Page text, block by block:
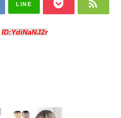
LINE
ID:YdiNaNJ2r